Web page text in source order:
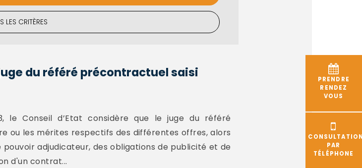
PRENDRE
RENDEZ
VOUS
PAR
TÉLÉPHONE
LES CRITÈRES
du référé précontractuel saisi
le Conseil d’Etat considère que le juge du référé
ou les mérites respectifs des différentes offres, alors
adjudicateur, des obligations de publicité et de
d'un contrat...